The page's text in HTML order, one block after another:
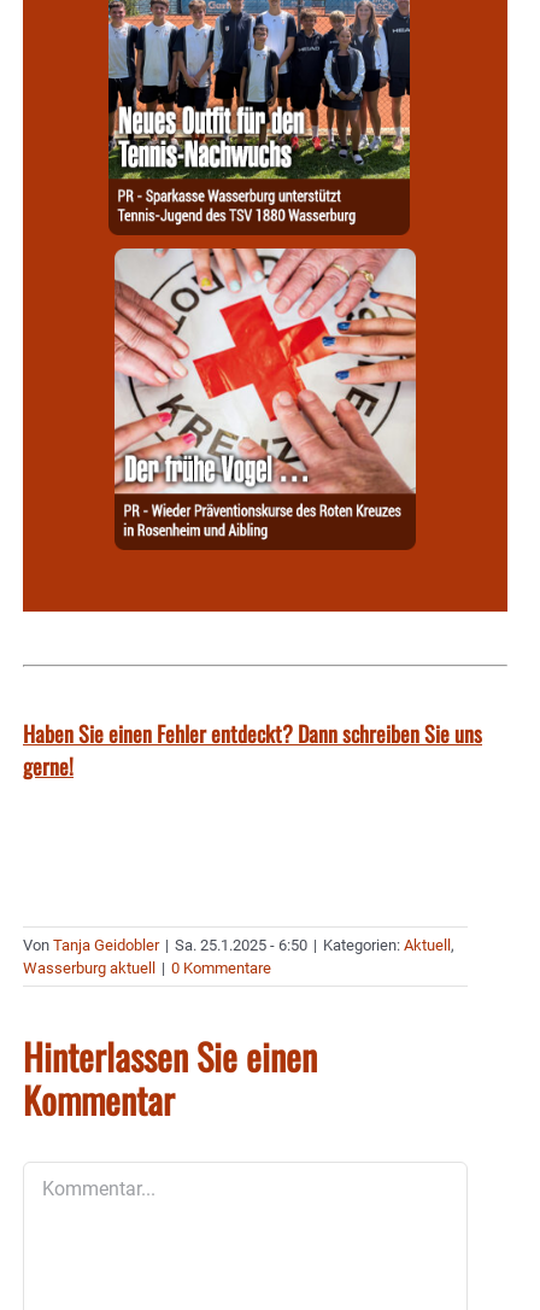
Haben Sie einen Fehler entdeckt? Dann schreiben Sie uns
gerne!
Von Tanja Geidobler | Sa. 25.1.2025 - 6:50 | Kategorien: Aktuell ,
Wasserburg aktuell
| 0 Kommentare
Hinterlassen Sie einen
Kommentar